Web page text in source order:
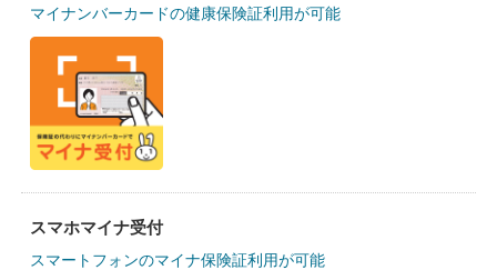
マイナンバーカードの健康保険証利用が可能
スマホマイナ受付
スマートフォンのマイナ保険証利用が可能